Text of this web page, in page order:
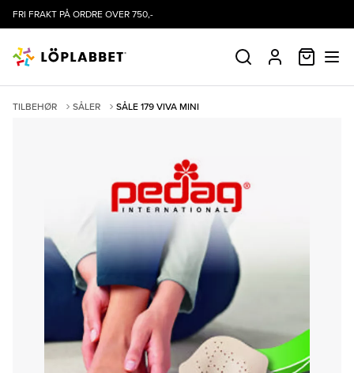
FRI FRAKT PÅ ORDRE OVER 750,-
SØK PROFIL
TILBEHØR SÅLER SÅLE 179 VIVA MINI